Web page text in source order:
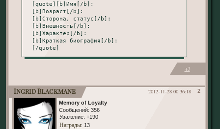
[quote][b]Имя[/b]:
[b]Возраст[/b]:
[b]Сторона, статус[/b]:
[b]Внешность[/b]:
[b]Характер[/b]:
[b]Краткая биография[/b]:
[/quote]
+3
2
2012-11-28 00:36:18
Ingrid Blackmane
Memory of Loyalty
Сообщений: 356
Уважение: +190
Награды: 13